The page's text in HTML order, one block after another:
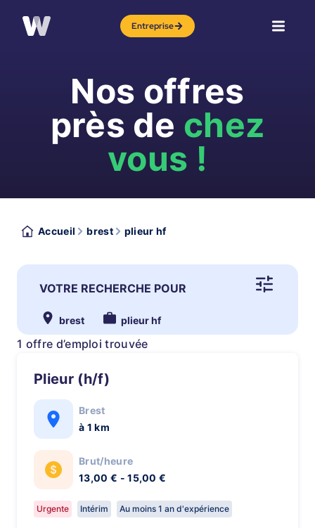
Entreprise
Nos offres
près de chez
vous !
Accueil brest plieur hf
VOTRE RECHERCHE POUR
brest plieur hf
1 offre d’emploi trouvée
Plieur (h/f)
Brest
à 1 km
Brut/heure
13,00 € - 15,00 €
Urgente Intérim Au moins 1 an d'expérience